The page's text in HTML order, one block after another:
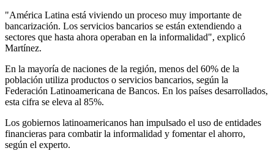
"América Latina está viviendo un proceso muy importante de
bancarización. Los servicios bancarios se están extendiendo a
sectores que hasta ahora operaban en la informalidad", explicó
Martínez.
En la mayoría de naciones de la región, menos del 60% de la
población utiliza productos o servicios bancarios, según la
Federación Latinoamericana de Bancos. En los países desarrollados,
esta cifra se eleva al 85%.
Los gobiernos latinoamericanos han impulsado el uso de entidades
financieras para combatir la informalidad y fomentar el ahorro,
según el experto.